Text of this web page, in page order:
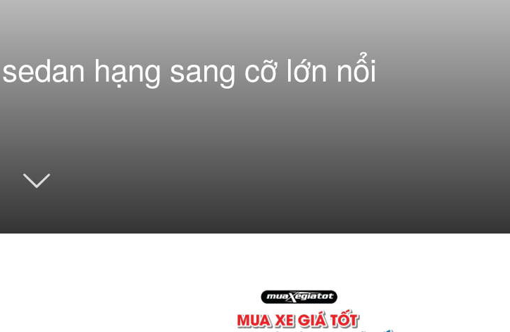
hạng sang cỡ lớn nổi